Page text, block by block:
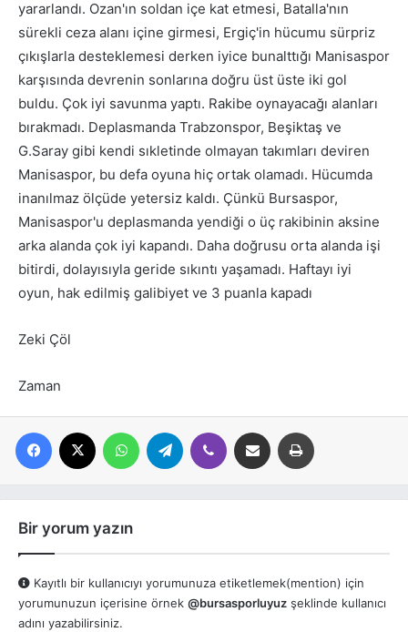
yararlandı. Ozan'ın soldan içe kat etmesi, Batalla'nın
sürekli ceza alanı içine girmesi, Ergiç'in hücumu sürpriz
çıkışlarla desteklemesi derken iyice bunalttığı Manisaspor
karşısında devrenin sonlarına doğru üst üste iki gol
buldu. Çok iyi savunma yaptı. Rakibe oynayacağı alanları
bırakmadı. Deplasmanda Trabzonspor, Beşiktaş ve
G.Saray gibi kendi sıkletinde olmayan takımları deviren
Manisaspor, bu defa oyuna hiç ortak olamadı. Hücumda
inanılmaz ölçüde yetersiz kaldı. Çünkü Bursaspor,
Manisaspor'u deplasmanda yendiği o üç rakibinin aksine
arka alanda çok iyi kapandı. Daha doğrusu orta alanda işi
bitirdi, dolayısıyla geride sıkıntı yaşamadı. Haftayı iyi
oyun, hak edilmiş galibiyet ve 3 puanla kapadı
Zeki Çöl
Zaman
Facebook WhatsAppTelegram Viber E-posta ile paylaş
Bir yorum yazın
Kayıtlı bir kullanıcıyı yorumunuza etiketlemek(mention) için
yorumunuzun içerisine örnek @bursasporluyuz şeklinde kullanıcı
adını yazabilirsiniz.